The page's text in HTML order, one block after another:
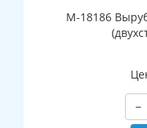
М-18186
−